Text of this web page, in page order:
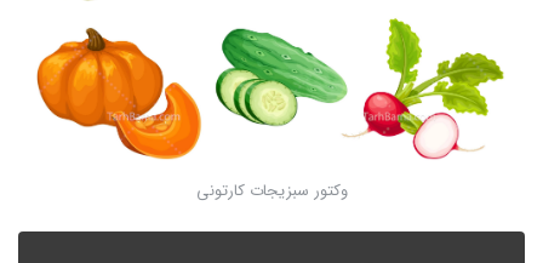
وکتور سبزیجات کارتونی